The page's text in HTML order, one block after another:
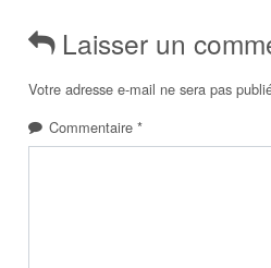
Laisser un
Votre adresse e-mail ne sera pas
Commentaire *